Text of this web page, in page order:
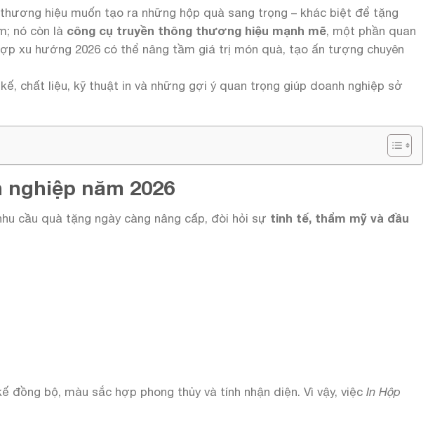
hiệu muốn tạo ra những hộp quà sang trọng – khác biệt để tặng
nó còn là công cụ truyền thông thương hiệu mạnh mẽ, một phần quan
xu hướng 2026 có thể nâng tầm giá trị món quà, tạo ấn tượng chuyên
chất liệu, kỹ thuật in và những gợi ý quan trọng giúp doanh nghiệp sở
năm 2026
cầu quà tặng ngày càng nâng cấp, đòi hỏi sự tinh tế, thẩm mỹ và đầu
bộ, màu sắc hợp phong thủy và tính nhận diện. Vì vậy, việc In Hộp